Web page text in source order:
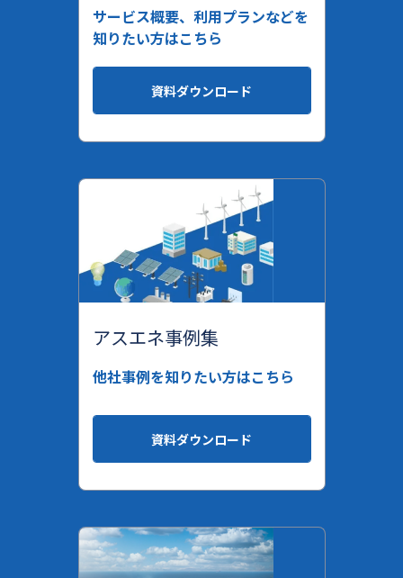
サービス概要、利用プランなどを
知りたい方はこちら
資料ダウンロード
アスエネ事例集
他社事例を知りたい方はこちら
資料ダウンロード